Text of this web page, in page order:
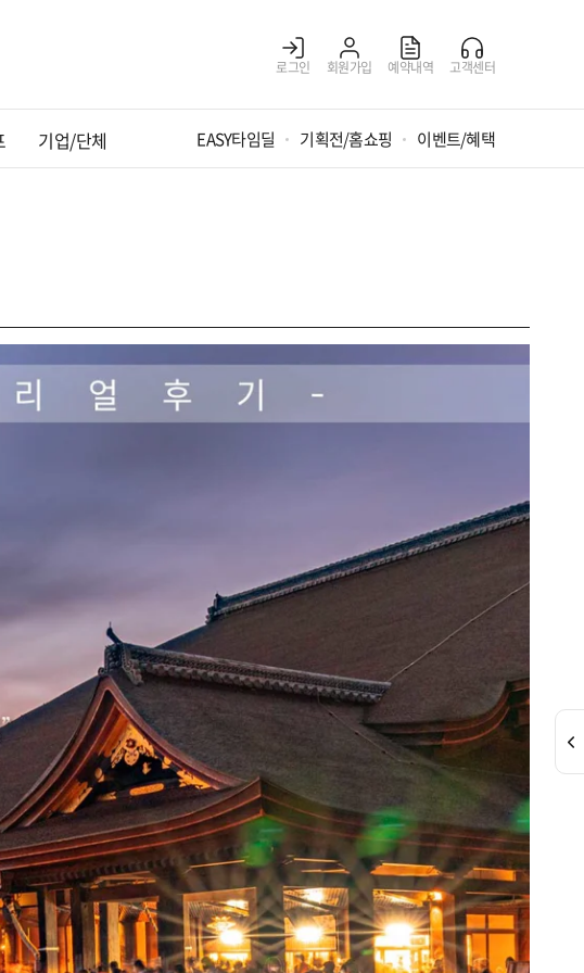
로그인 회원가입 예약내역 고객센터
기업/단체 EASY타임딜 기획전/홈쇼핑 이벤트/혜택